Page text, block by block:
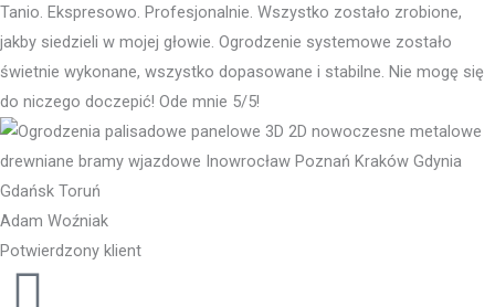
Tanio. Ekspresowo. Profesjonalnie. Wszystko zostało zrobione,
jakby siedzieli w mojej głowie. Ogrodzenie systemowe zostało
świetnie wykonane, wszystko dopasowane i stabilne. Nie mogę się
do niczego doczepić! Ode mnie 5/5!
Adam Woźniak
Potwierdzony klient